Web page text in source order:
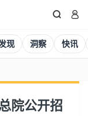
 
现 洞察 快讯
院公开招